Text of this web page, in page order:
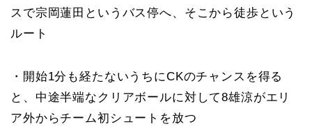
スで宗岡蓮田というバス停へ、そこから徒歩という
ルート
・開始1分も経たないうちにCKのチャンスを得る
と、中途半端なクリアボールに対して8雄涼がエリ
ア外からチーム初シュートを放つ